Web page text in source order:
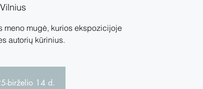
Vilnius
meno mugė, kurios ekspozicijoje
autorių kūrinius.
birželio 14 d.